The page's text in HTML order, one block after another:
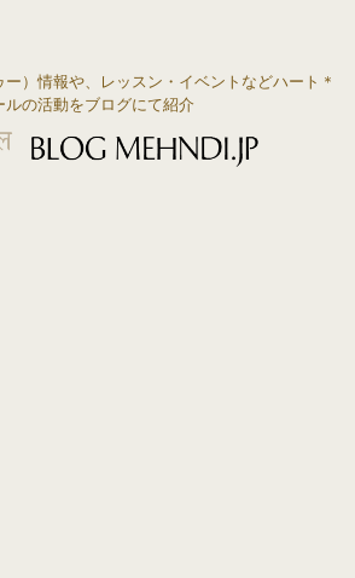
）情報や、レッスン・イベントなどハート＊
ルの活動をブログにて紹介